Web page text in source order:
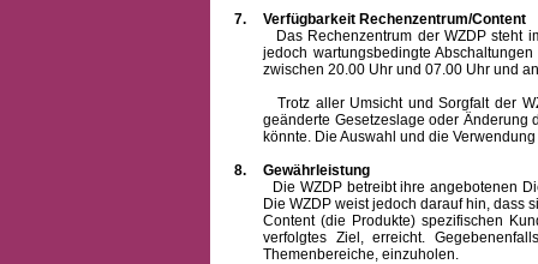
7.
Verfügbarkeit Rechenzentrum/Content
Das Rechenzentrum der WZDP steht im
jedoch wartungsbedingte
zwischen 20.00 Uhr und 07.00 Uhr und
Trotz aller Umsicht und Sorgfalt der
geänderte Gesetzeslage oder Änderung
könnte. Die Auswahl und die
8.
Gewährleistung
Die WZDP betreibt ihre angebotenen
Die WZDP weist jedoch darauf hin, dass
Content (die Produkte) spezifischen
verfolgtes Ziel, erreicht.
Themenbereiche, einzuholen.